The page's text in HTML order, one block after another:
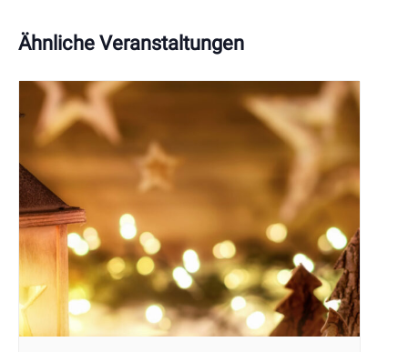
Ähnliche Veranstaltungen